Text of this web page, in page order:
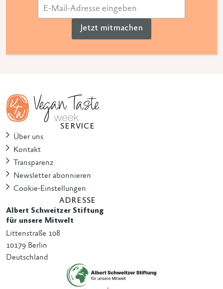
Jetzt mitmachen
SERVICE
Über uns
Kontakt
Transparenz
Newsletter abonnieren
Cookie-Einstellungen
ADRESSE
Albert Schweitzer Stiftung
für unsere Mitwelt
Littenstraße 108
10179 Berlin
Deutschland